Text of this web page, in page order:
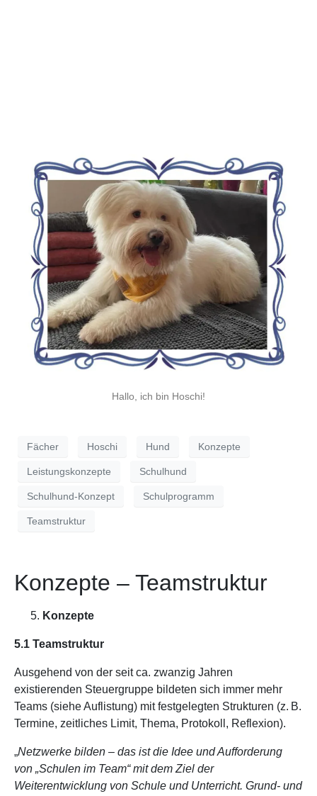
Hallo, ich bin Hoschi!
Fächer Hoschi Hund Konzepte
Leistungskonzepte Schulhund
Schulhund-Konzept Schulprogramm
Teamstruktur
Konzepte – Teamstruktur
Konzepte
5.1 Teamstruktur
Ausgehend von der seit ca. zwanzig Jahren
existierenden Steuergruppe bildeten sich immer mehr
Teams (siehe Auflistung) mit festgelegten Strukturen (z. B.
Termine, zeitliches Limit, Thema, Protokoll, Reflexion).
„Netzwerke bilden – das ist die Idee und Aufforderung
von „Schulen im Team“ mit dem Ziel der
Weiterentwicklung von Schule und Unterricht. Grund- und